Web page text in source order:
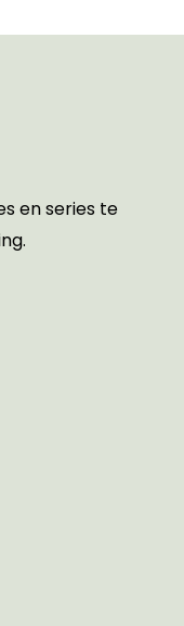
en series te